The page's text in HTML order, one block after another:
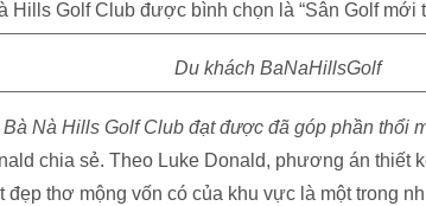
Du khách BaNaHillsGolf
Bà Nà Hills Golf Club đạt được đã góp phần thổi
chia sẻ. Theo Luke Donald, phương án thiết
thơ mộng vốn có của khu vực là một trong